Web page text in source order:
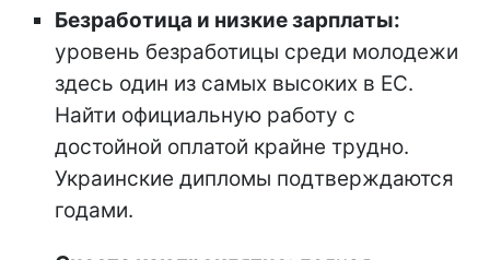
Безработица и низкие зарплаты:
уровень безработицы среди молодежи
здесь один из самых высоких в ЕС.
Найти официальную работу с
достойной оплатой крайне трудно.
Украинские дипломы подтверждаются
годами.